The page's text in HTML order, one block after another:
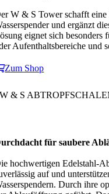
W & S Tower schafft eine
und ergänzt
eignet sich besonders
Aufenthaltsbereiche und
Zum Shop
W & S
für saubere
hochwertigen Edelstahl-
auf und
Durch ihre